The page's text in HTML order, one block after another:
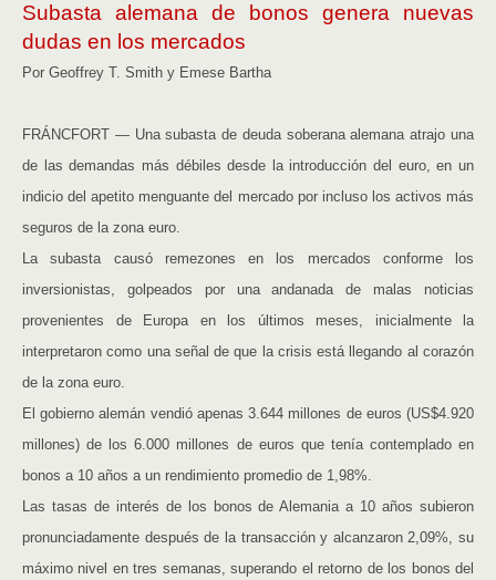
Subasta alemana de bonos genera nuevas
dudas en los mercados
Por Geoffrey T. Smith y Emese Bartha
FRÁNCFORT — Una subasta de deuda soberana alemana atrajo una
de las demandas más débiles desde la introducción del euro, en un
indicio del apetito menguante del mercado por incluso los activos más
seguros de la zona euro.
La subasta causó remezones en los mercados conforme los
inversionistas, golpeados por una andanada de malas noticias
provenientes de Europa en los últimos meses, inicialmente la
interpretaron como una señal de que la crisis está llegando al corazón
de la zona euro.
El gobierno alemán vendió apenas 3.644 millones de euros (US$4.920
millones) de los 6.000 millones de euros que tenía contemplado en
bonos a 10 años a un rendimiento promedio de 1,98%.
Las tasas de interés de los bonos de Alemania a 10 años subieron
pronunciadamente después de la transacción y alcanzaron 2,09%, su
máximo nivel en tres semanas, superando el retorno de los bonos del